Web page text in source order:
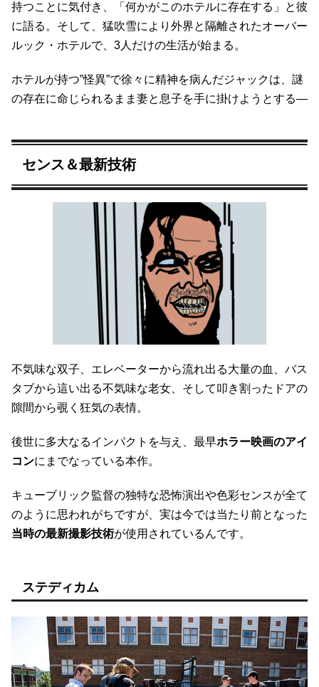
持つことに気付き、「何かがこのホテルに存在する」と彼
に語る。そして、猛吹雪により外界と隔離されたオーバー
ルック・ホテルで、3人だけの生活が始まる。
ホテルが持つ”怪異”で徐々に精神を病んだジャックは、謎
の存在に命じられるまま妻と息子を手に掛けようとする―
センス＆最新技術
不気味な双子、エレベーターから流れ出る大量の血、バス
タブから這い出る不気味な老女、そして叩き割ったドアの
隙間から覗く狂気の表情。
後世に多大なるインパクトを与え、最早ホラー映画のアイ
コンにまでなっている本作。
キューブリック監督の独特な恐怖演出や色彩センスが全て
のように思われがちですが、実は今では当たり前となった
当時の最新撮影技術が使用されているんです。
ステディカム